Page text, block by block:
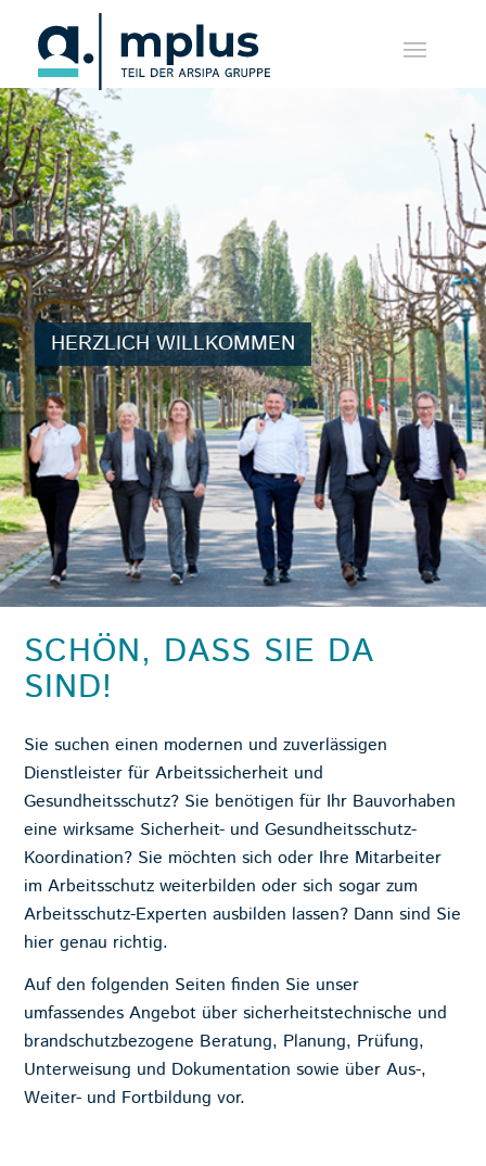
HERZLICH WILLKOMMEN
SCHÖN, DASS SIE DA
SIND!
Sie suchen einen modernen und zuverlässigen
Dienstleister für Arbeitssicherheit und
Gesundheitsschutz? Sie benötigen für Ihr Bauvorhaben
eine wirksame Sicherheit- und Gesundheitsschutz-
Koordination? Sie möchten sich oder Ihre Mitarbeiter
im Arbeitsschutz weiterbilden oder sich sogar zum
Arbeitsschutz-Experten ausbilden lassen? Dann sind Sie
hier genau richtig.
Auf den folgenden Seiten finden Sie unser
umfassendes Angebot über sicherheitstechnische und
brandschutzbezogene Beratung, Planung, Prüfung,
Unterweisung und Dokumentation sowie über Aus-,
Weiter- und Fortbildung vor.